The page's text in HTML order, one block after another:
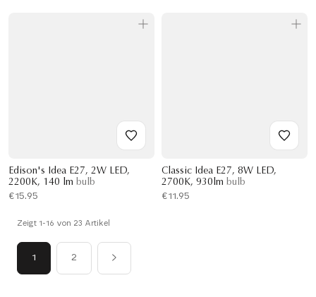
Edison's Idea E27, 2W LED,
2200K, 140 lm bulb
€15.95
Classic Idea E27, 8W LED,
2700K, 930lm bulb
€11.95
Zeigt 1-16 von 23 Artikel
1 2